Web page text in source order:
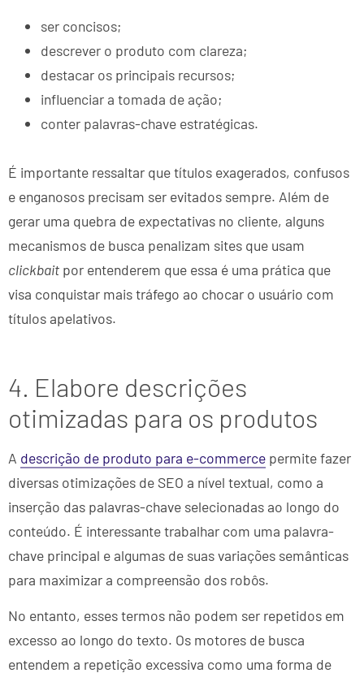
ser concisos;
descrever o produto com clareza;
destacar os principais recursos;
influenciar a tomada de ação;
conter palavras-chave estratégicas.
É importante ressaltar que títulos exagerados, confusos
e enganosos precisam ser evitados sempre. Além de
gerar uma quebra de expectativas no cliente, alguns
mecanismos de busca penalizam sites que usam
clickbait por entenderem que essa é uma prática que
visa conquistar mais tráfego ao chocar o usuário com
títulos apelativos.
4. Elabore descrições
otimizadas para os produtos
A descrição de produto para e-commerce permite fazer
diversas otimizações de SEO a nível textual, como a
inserção das palavras-chave selecionadas ao longo do
conteúdo. É interessante trabalhar com uma palavra-
chave principal e algumas de suas variações semânticas
para maximizar a compreensão dos robôs.
No entanto, esses termos não podem ser repetidos em
excesso ao longo do texto. Os motores de busca
entendem a repetição excessiva como uma forma de